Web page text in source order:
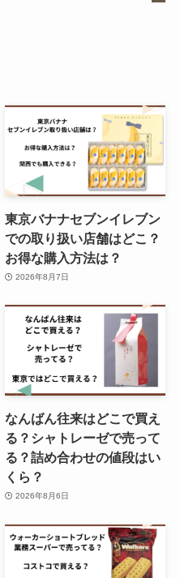
で売ってない？
？いつまで販売してる？ま
は本当か調査！
アイスは今売ってる？復刻
？再販の予定を調査！
アイランドキャンディーズ
トコで売ってる？日本では
きる？通販での取り扱いを
東京バナナセブンイレブン
での取り扱い店舗はどこ？
お得な購入方法は？
2026年8月7日
なんばん往来はどこで買え
る？シャトレーゼで売って
る？詰め合わせの値段はい
くら？
2026年8月6日